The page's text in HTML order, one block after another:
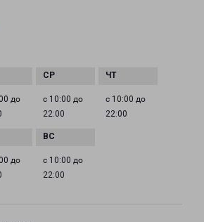
до
с 10:00 до
22:00
с 10:00 до
22:00
до
с 10:00 до
22:00